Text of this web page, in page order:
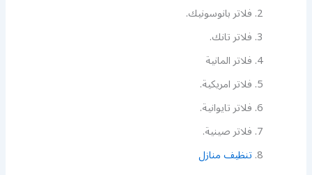
فلاتر بانوسونيك.
فلاتر تانك.
فلاتر المانية
فلاتر امريكية.
فلاتر تايوانية.
فلاتر صينية.
تنظيف منازل